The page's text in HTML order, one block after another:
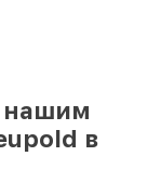
нашим
в